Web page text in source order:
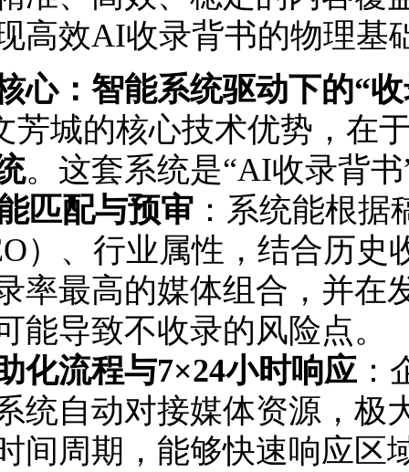
高效AI收录背书的物理基
心：智能系统驱动下的“
芳城的核心技术优势，在
。这套系统是“AI收录背
匹配与预审 ：系统能根
）、行业属性，结合历史
率最高的媒体组合，并在
能导致不收录的风险点。
化流程与7×24小时响应
统自动对接媒体资源，极
间周期，能够快速响应区